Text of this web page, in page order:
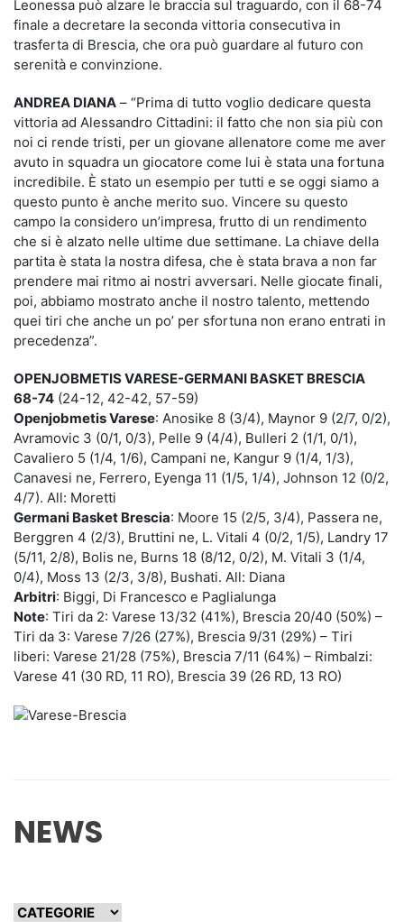
Leonessa può alzare le braccia sul traguardo, con il 68-74
finale a decretare la seconda vittoria consecutiva in
trasferta di Brescia, che ora può guardare al futuro con
serenità e convinzione.
ANDREA DIANA – “Prima di tutto voglio dedicare questa
vittoria ad Alessandro Cittadini: il fatto che non sia più con
noi ci rende tristi, per un giovane allenatore come me aver
avuto in squadra un giocatore come lui è stata una fortuna
incredibile. È stato un esempio per tutti e se oggi siamo a
questo punto è anche merito suo. Vincere su questo
campo la considero un’impresa, frutto di un rendimento
che si è alzato nelle ultime due settimane. La chiave della
partita è stata la nostra difesa, che è stata brava a non far
prendere mai ritmo ai nostri avversari. Nelle giocate finali,
poi, abbiamo mostrato anche il nostro talento, mettendo
quei tiri che anche un po’ per sfortuna non erano entrati in
precedenza”.
OPENJOBMETIS VARESE-GERMANI BASKET BRESCIA
68-74 (24-12, 42-42, 57-59)
Openjobmetis Varese: Anosike 8 (3/4), Maynor 9 (2/7, 0/2),
Avramovic 3 (0/1, 0/3), Pelle 9 (4/4), Bulleri 2 (1/1, 0/1),
Cavaliero 5 (1/4, 1/6), Campani ne, Kangur 9 (1/4, 1/3),
Canavesi ne, Ferrero, Eyenga 11 (1/5, 1/4), Johnson 12 (0/2,
4/7). All: Moretti
Germani Basket Brescia: Moore 15 (2/5, 3/4), Passera ne,
Berggren 4 (2/3), Bruttini ne, L. Vitali 4 (0/2, 1/5), Landry 17
(5/11, 2/8), Bolis ne, Burns 18 (8/12, 0/2), M. Vitali 3 (1/4,
0/4), Moss 13 (2/3, 3/8), Bushati. All: Diana
Arbitri: Biggi, Di Francesco e Paglialunga
Note: Tiri da 2: Varese 13/32 (41%), Brescia 20/40 (50%) –
Tiri da 3: Varese 7/26 (27%), Brescia 9/31 (29%) – Tiri
liberi: Varese 21/28 (75%), Brescia 7/11 (64%) – Rimbalzi:
Varese 41 (30 RD, 11 RO), Brescia 39 (26 RD, 13 RO)
NEWS